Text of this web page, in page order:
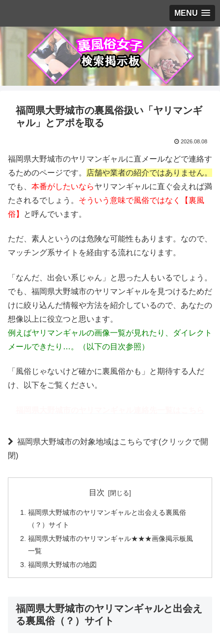
MENU
福岡県大野城市の裏風俗扱い「ヤリマンギ
ャル」とアポを取る
2026.08.08
福岡県大野城市のヤリマンギャルに直メールなどで連絡す
るためのページです。
店舗や業者の紹介ではありません。
でも、 本番がしたいならヤリマンギャルに直ぐ会えれば満
たされるでしょう。 そういう意味で風俗ではなく【裏風
俗】
と呼んでいます。
ただ、素人というのは危険な可能性もあります。なので、
マッチング系サイトを経由する流れになります。
「なんだ、出会い系じゃん」と思った人もいるでしょう。
でも、福岡県大野城市のヤリマンギャルを見つけるためだ
けに絞り込んだ情報や方法を紹介しているので、あなたの
想像以上に役立つと思います。
例えばヤリマンギャルの画像一覧が見れたり、ダイレクト
メールできたり…。（以下の目次参照）
「風俗じゃないけど確かに裏風俗かも」と期待する人だ
け、以下をご覧ください。
福岡県大野城市の対象地域はこちらです(クリックで開
閉)
目次
福岡県大野城市のヤリマンギャルと出会える裏風俗
（？）サイト
福岡県大野城市のヤリマンギャル★★★画像掲示板風
一覧
福岡県大野城市の地図
福岡県大野城市のヤリマンギャルと出会え
る裏風俗（？）サイト